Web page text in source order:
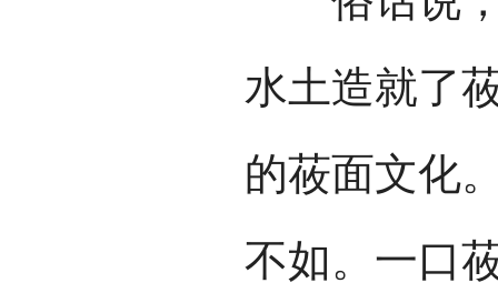
水土造就了
的莜面文化
不如。一口